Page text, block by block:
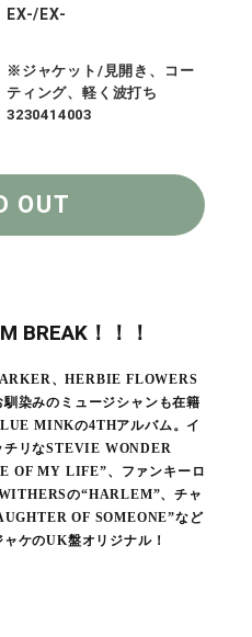
EX-/EX-
※ジャケット/見開き、コー
ティング、軽く波打ち
3230414003
OUT
BREAK！！！
、HERBIE FLOWERS
染みのミュージシャンも在籍
MINKの4THアルバム。イ
チリなSTEVIE WONDER
OF MY LIFE”、ファンキーロ
の“HARLEM”、チャ
OF SOMEONE”など
ケのUK盤オリジナル！